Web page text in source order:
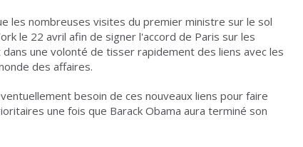
les nombreuses visites du premier ministre sur le sol
le 22 avril afin de signer l'accord de Paris sur les
une volonté de tisser rapidement des liens avec les
des affaires.
besoin de ces nouveaux liens pour faire
une fois que Barack Obama aura terminé son